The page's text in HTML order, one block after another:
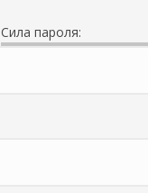
Сила пароля: